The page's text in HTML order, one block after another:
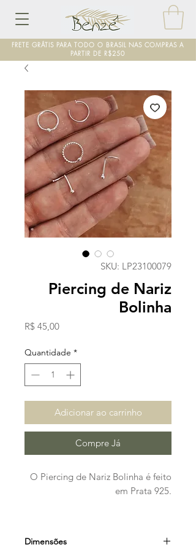
FRETE GRÁTIS PARA TODO O BRASIL NAS COMPRAS A
PARTIR DE R$250
SKU: LP23100079
Piercing de Nariz
Bolinha
R$ 45,00Preço
Quantidade *
Adicionar ao carrinho
Compre Já
O Piercing de Nariz Bolinha é feito
em Prata 925.
Dimensões